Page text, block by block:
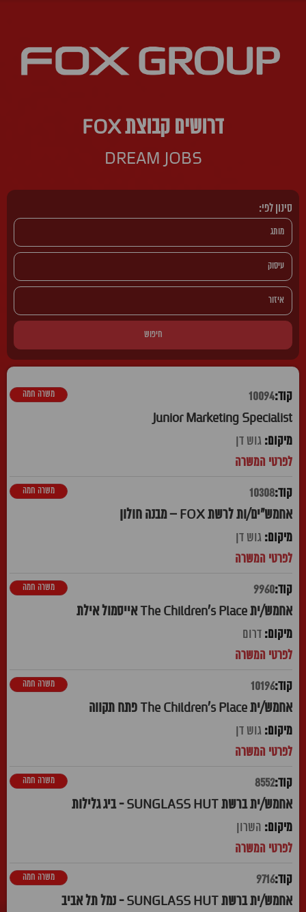
דרושים קבוצת FOX
DREAM JOBS
סינון לפי:
חיפוש
10094
Junior Marketing Specialist
משרה חמה
גוש דן
10308
אחמש"ים/ות לרשת FOX – מבנה חולון
משרה חמה
גוש דן
9960
אחמש/ית The Children's Place אייסמול אילת
משרה חמה
דרום
10196
אחמש/ית The Children's Place פתח תקווה
משרה חמה
גוש דן
8552
אחמש/ית ברשת SUNGLASS HUT - ביג גלילות
משרה חמה
השרון
9716
אחמש/ית ברשת SUNGLASS HUT - נמל תל אביב
משרה חמה